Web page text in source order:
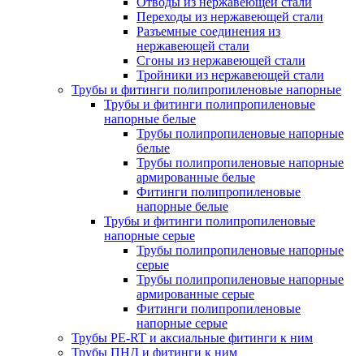
Переходы из нержавеющей стали
Разъемные соединения из
нержавеющей стали
Сгоны из нержавеющей стали
Тройники из нержавеющей стали
Трубы и фитинги полипропиленовые напорные
Трубы и фитинги полипропиленовые
напорные белые
Трубы полипропиленовые напорные
белые
Трубы полипропиленовые напорные
армированные белые
Фитинги полипропиленовые
напорные белые
Трубы и фитинги полипропиленовые
напорные серые
Трубы полипропиленовые напорные
серые
Трубы полипропиленовые напорные
армированные серые
Фитинги полипропиленовые
напорные серые
Трубы PE-RT и аксиальные фитинги к ним
Трубы ПНД и фитинги к ним